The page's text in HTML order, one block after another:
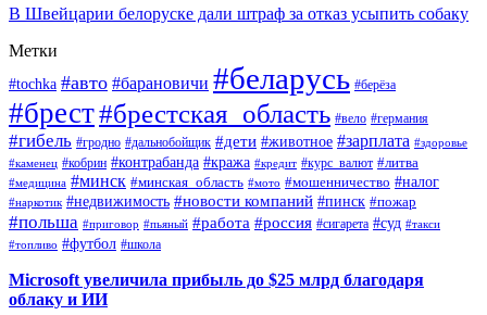
В Швейцарии белоруске дали штраф за отказ усыпить собаку
Метки
#tochka #авто #барановичи #беларусь #берёза
#брест#брестская_область #вело #германия
#гибель #гродно #дальнобойщик #дети #животное #зарплата #здоровье
#каменец #кобрин #контрабанда #кража #кредит #курс_валют #литва
#медицина #минск #минская_область #мото #мошенничество #налог
#наркотик #недвижимость #новости компаний #пинск #пожар
#польша #приговор #пьяный #работа #россия #сигарета #суд #такси
#топливо #футбол #школа
Microsoft увеличила прибыль до $25 млрд благодаря
облаку и ИИ